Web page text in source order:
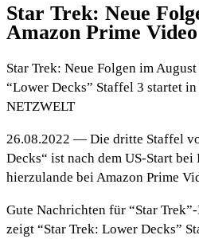
Star Trek: Neue
Amazon Prime Video
Star Trek: Neue Folgen im
“Lower Decks” Staffel 3 startet
NETZWELT
26.08.2022 — Die dritte Staffel
Decks“ ist nach dem US-Start
hierzulande bei Amazon Prime
Gute Nachrichten für “Star
zeigt “Star Trek: Lower Decks”